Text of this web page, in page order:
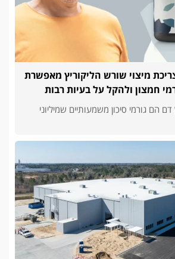
מיצוי שורש הליקוריץ מאפשרת
חמצון ולהקל על בעיות רבות
הם גורמי סיכון משמעותיים שמיליוני